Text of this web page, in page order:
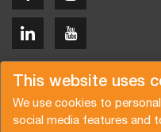
This website uses
We use cookies to
social media features and
Copyright © 2026 Van der